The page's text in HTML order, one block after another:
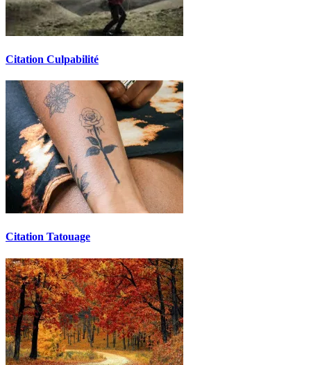
Citation Culpabilité
Citation Tatouage